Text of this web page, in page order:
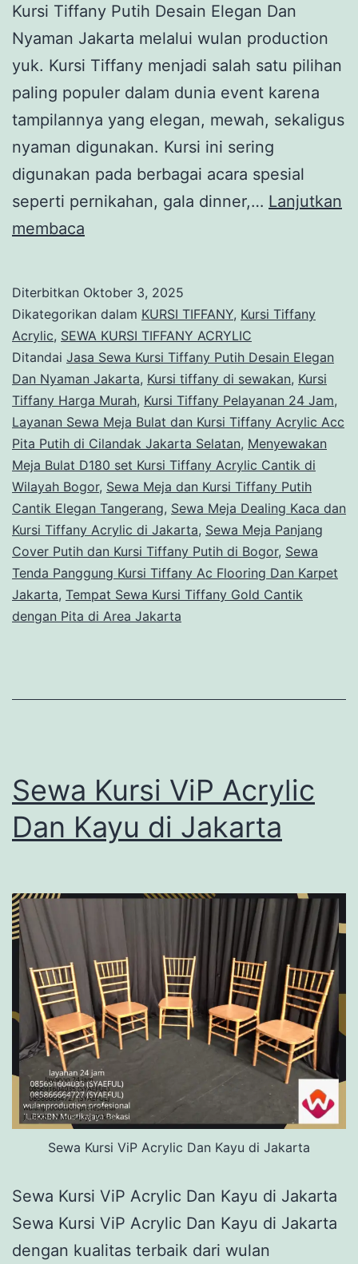
Kursi Tiffany Putih Desain Elegan Dan
Nyaman Jakarta melalui wulan production
yuk. Kursi Tiffany menjadi salah satu pilihan
paling populer dalam dunia event karena
tampilannya yang elegan, mewah, sekaligus
nyaman digunakan. Kursi ini sering
digunakan pada berbagai acara spesial
seperti pernikahan, gala dinner,… Lanjutkan
membaca
Tiffany
Putih
Desain
Elegan
Dan
Nyaman
Jakarta
Diterbitkan Oktober 3, 2025
Dikategorikan dalam KURSI TIFFANY, Kursi Tiffany
Acrylic, SEWA KURSI TIFFANY ACRYLIC
Ditandai Jasa Sewa Kursi Tiffany Putih Desain Elegan
Dan Nyaman Jakarta, Kursi tiffany di sewakan, Kursi
Tiffany Harga Murah, Kursi Tiffany Pelayanan 24 Jam,
Layanan Sewa Meja Bulat dan Kursi Tiffany Acrylic Acc
Pita Putih di Cilandak Jakarta Selatan, Menyewakan
Meja Bulat D180 set Kursi Tiffany Acrylic Cantik di
Wilayah Bogor, Sewa Meja dan Kursi Tiffany Putih
Cantik Elegan Tangerang, Sewa Meja Dealing Kaca dan
Kursi Tiffany Acrylic di Jakarta, Sewa Meja Panjang
Cover Putih dan Kursi Tiffany Putih di Bogor, Sewa
Tenda Panggung Kursi Tiffany Ac Flooring Dan Karpet
Jakarta, Tempat Sewa Kursi Tiffany Gold Cantik
dengan Pita di Area Jakarta
Sewa Kursi ViP Acrylic
Dan Kayu di Jakarta
Sewa Kursi ViP Acrylic Dan Kayu di Jakarta
Sewa Kursi ViP Acrylic Dan Kayu di Jakarta
Sewa Kursi ViP Acrylic Dan Kayu di Jakarta
dengan kualitas terbaik dari wulan